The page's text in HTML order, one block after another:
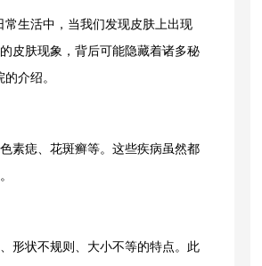
生活中，当我们发现皮肤上出现
皮肤现象，背后可能隐藏着诸多秘
的介绍。
痣、花斑癣等。这些疾病虽然都
状不规则、大小不等的特点。此